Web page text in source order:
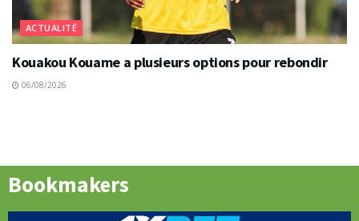
ACTUALITÉ
Kouakou Kouame a plusieurs options pour rebondir
06/08/2026
Bookmakers